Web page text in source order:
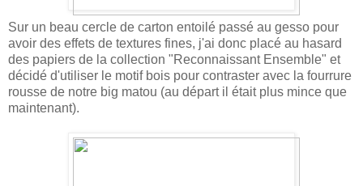
Sur un beau cercle de carton entoilé passé au gesso pour
avoir des effets de textures fines, j'ai donc placé au hasard
des papiers de la collection "Reconnaissant Ensemble" et
décidé d'utiliser le motif bois pour contraster avec la fourrure
rousse de notre big matou (au départ il était plus mince que
maintenant).